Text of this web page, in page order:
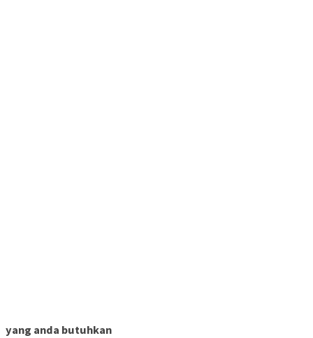
yang anda butuhkan